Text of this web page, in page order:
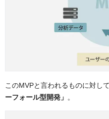
このMVPと言われるものに対し
ーフォール型開発」 。